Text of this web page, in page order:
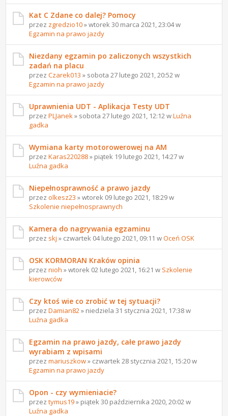
Kat C Zdane co dalej? Pomocy
przez zgredzio10» wtorek 30 marca 2021, 23:04 w
Egzamin na prawo jazdy
Niezdany egzamin po zaliczonych wszystkich
zadań na placu
przezCzarek013 » sobota 27 lutego 2021, 20:52 w
Egzamin na prawo jazdy
Uprawnienia UDT - Aplikacja Testy UDT
przezPLJanek » sobota 27 lutego 2021, 12:12 wLuźna
gadka
Wymiana karty motorowerowej na AM
przezKaras220288» piątek 19 lutego 2021, 14:27 w
Luźna gadka
Niepełnosprawność a prawo jazdy
przezolkesz23 » wtorek 09 lutego 2021, 18:29 w
Szkolenie niepełnosprawnych
Kamera do nagrywania egzaminu
przez skj » czwartek 04 lutego 2021, 09:11 wOceń OSK
OSK KORMORAN Kraków opinia
przeznioh » wtorek 02 lutego 2021, 16:21 w Szkolenie
kierowców
Czy ktoś wie co zrobić w tej sytuacji?
przezDamian82 » niedziela 31 stycznia 2021, 17:38 w
Luźna gadka
Egzamin na prawo jazdy, całe prawo jazdy
wyrabiam z wpisami
przezmariuszkow» czwartek 28 stycznia 2021, 15:20 w
Egzamin na prawo jazdy
Opon - czy wymieniacie?
przeztymus19» piątek 30 października 2020, 20:02 w
Luźna gadka